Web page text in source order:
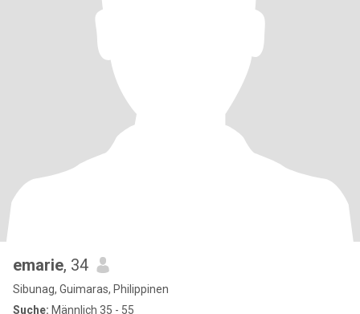
emarie, 34
Sibunag, Guimaras, Philippinen
Suche: Männlich 35 - 55